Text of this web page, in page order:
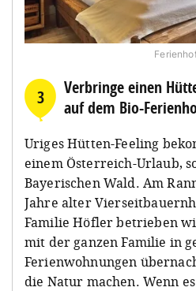
3
Verbringe einen
auf dem Bio-
Uriges Hütten-Feeling
einem Österreich-Urlaub,
Bayerischen Wald. Am
Jahre alter
Familie Höfler betrieben
mit der ganzen Familie in
Ferienwohnungen
die Natur machen. Wenn